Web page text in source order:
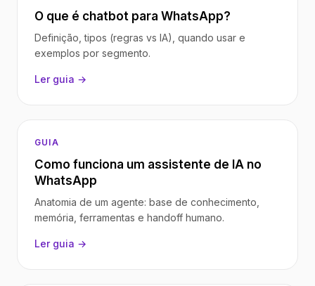
O que é chatbot para WhatsApp?
Definição, tipos (regras vs IA), quando usar e
exemplos por segmento.
Ler guia →
GUIA
Como funciona um assistente de IA no
WhatsApp
Anatomia de um agente: base de conhecimento,
memória, ferramentas e handoff humano.
Ler guia →